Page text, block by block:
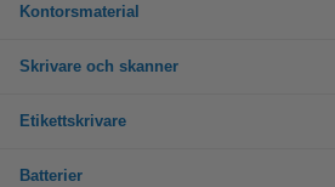
Kontorsmaterial
Skrivare och skanner
Etikettskrivare
Batterier